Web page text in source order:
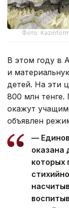
Фото: Kazinform
В этом году в
и
детей. На эти
800 млн
окажут
объявлен
—
оказана
которых